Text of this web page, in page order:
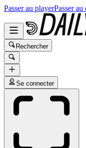
Passer au playerPasser
Rechercher
Se connecter